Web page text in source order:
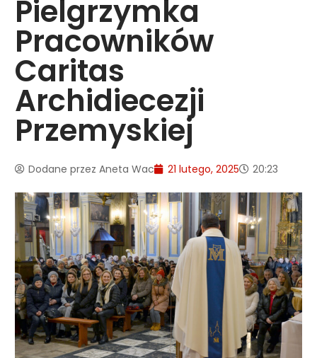
Pielgrzymka
Pracowników
Caritas
Archidiecezji
Przemyskiej
Dodane przez Aneta Wac 21 lutego, 2025 20:23